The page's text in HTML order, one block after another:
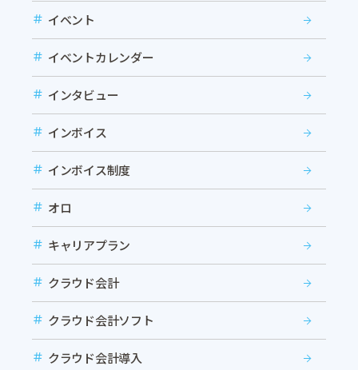
イベント
イベントカレンダー
インタビュー
インボイス
インボイス制度
オロ
キャリアプラン
クラウド会計
クラウド会計ソフト
クラウド会計導入